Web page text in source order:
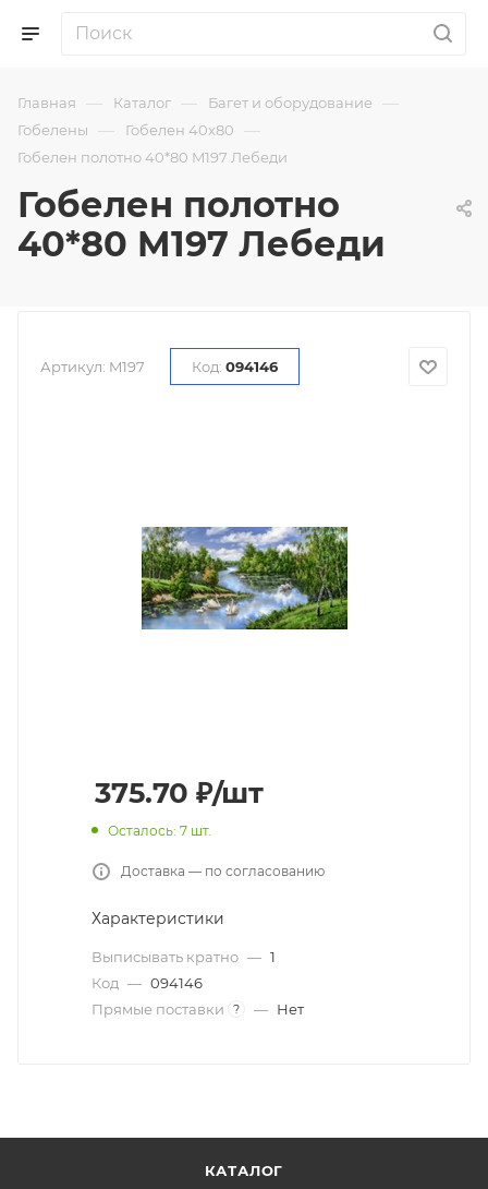
Главная — Каталог — Багет и оборудование —
Гобелены — Гобелен 40х80 —
Гобелен полотно 40*80 M197 Лебеди
Гобелен полотно
40*80 M197 Лебеди
Артикул: M197 Код: 094146
375.70 ₽/шт
Осталось: 7 шт.
Доставка — по согласованию
Характеристики
Выписывать кратно — 1
Код — 094146
Прямые поставки
? — Нет
КАТАЛОГ